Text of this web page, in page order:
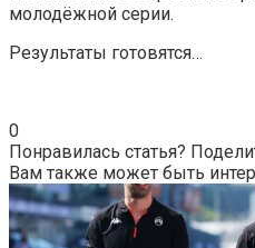
молодёжной серии.
Результаты готовятся…
0
Понравилась статья?
Вам также может быть